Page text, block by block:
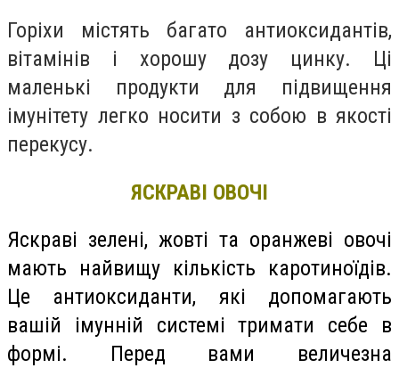
Горіхи містять багато антиоксидантів,
вітамінів і хорошу дозу цинку. Ці
маленькі продукти для підвищення
імунітету легко носити з собою в якості
перекусу.
ЯСКРАВІ ОВОЧІ
Яскраві зелені, жовті та оранжеві овочі
мають найвищу кількість каротиноїдів.
Це антиоксиданти, які допомагають
вашій імунній системі тримати себе в
формі. Перед вами величезна